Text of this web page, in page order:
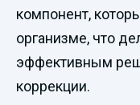
компонент,
организме, что
эффективным
коррекции.